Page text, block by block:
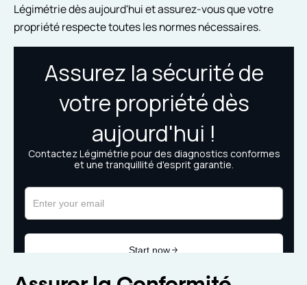
Légimétrie dès aujourd'hui et assurez-vous que votre
propriété respecte toutes les normes nécessaires.